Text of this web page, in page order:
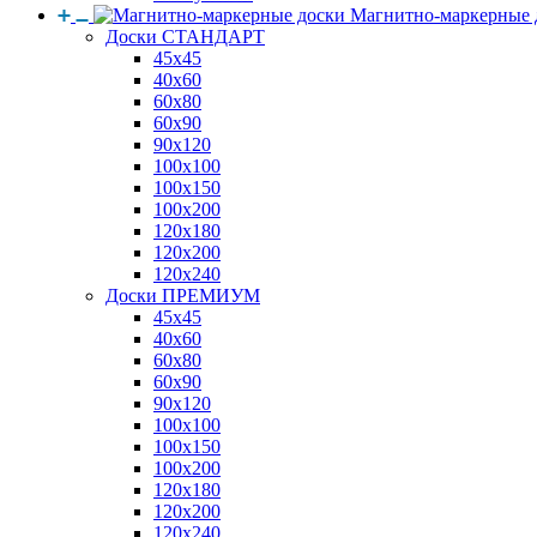
Магнитно-маркерные
Доски СТАНДАРТ
45x45
40x60
60x80
60x90
90x120
100x100
100x150
100x200
120x180
120x200
120x240
Доски ПРЕМИУМ
45x45
40x60
60x80
60x90
90x120
100x100
100x150
100x200
120x180
120x200
120x240